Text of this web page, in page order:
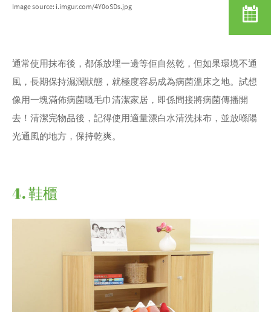
Image source: i.imgur.com/4Y0oSDs.jpg
通常使用抹布後，都係放埋一邊等佢自然乾，但如果環境不通
風，長期保持濕潤狀態，就極度容易成為病菌溫床之地。試想
像用一塊滿佈病菌嘅毛巾清潔家居，即係間接將病菌傳播開
去！清潔完物品後，記得使用適量漂白水清洗抹布，並放喺陽
光通風的地方，保持乾爽。
4. 鞋櫃